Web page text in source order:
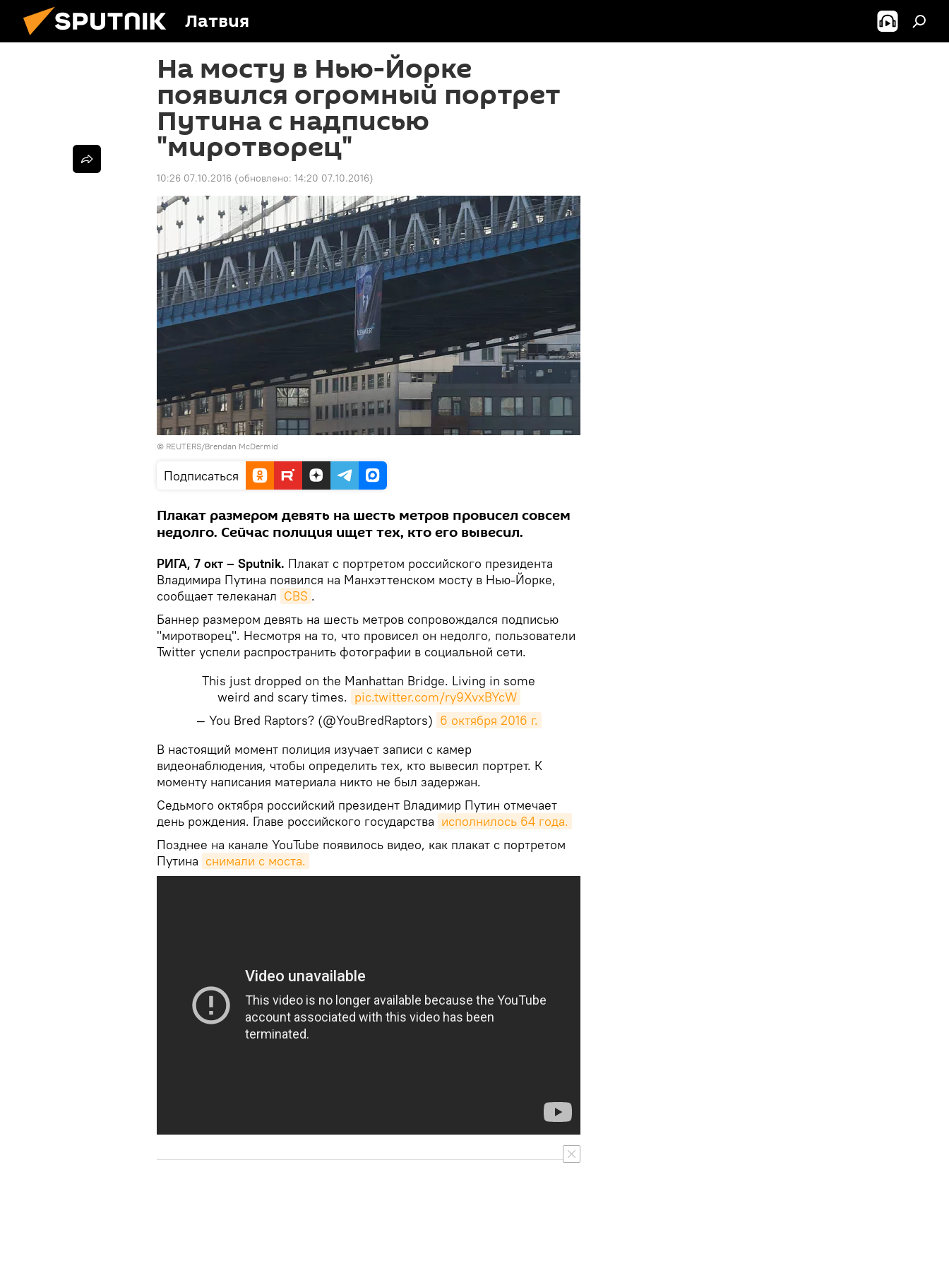
Латвия
На мосту в Нью-Йорке
появился огромный портрет
Путина с надписью
"миротворец"
10:26 07.10.2016 (обновлено: 14:20 07.10.2016)
© REUTERS/Brendan McDermid
Подписаться
Плакат размером девять на шесть метров провисел совсем
недолго. Сейчас полиция ищет тех, кто его вывесил.
РИГА, 7 окт – Sputnik. Плакат с портретом российского президента
Владимира Путина появился на Манхэттенском мосту в Нью-Йорке,
сообщает телеканал CBS .
Баннер размером девять на шесть метров сопровождался подписью
"миротворец". Несмотря на то, что провисел он недолго, пользователи
Twitter успели распространить фотографии в социальной сети.
This just dropped on the Manhattan Bridge. Living in some
weird and scary times. pic.twitter.com/ry9XvxBYcW
— You Bred Raptors? (@YouBredRaptors) 6 октября 2016 г.
​В настоящий момент полиция изучает записи с камер
видеонаблюдения, чтобы определить тех, кто вывесил портрет. К
моменту написания материала никто не был задержан.
Седьмого октября российский президент Владимир Путин отмечает
день рождения. Главе российского государства исполнилось 64 года.
Позднее на канале YouTube появилось видео, как плакат с портретом
Путина снимали с моста.